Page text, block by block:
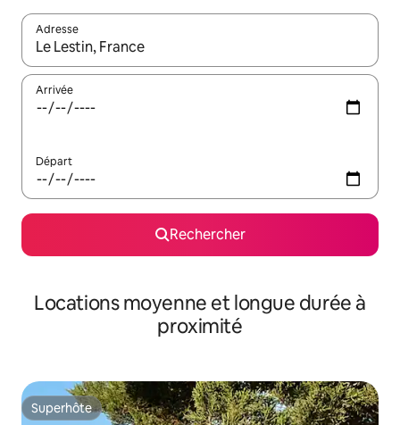
Adresse
Lorsque les résultats s'affichent, utilisez les flèches vers le
Arrivée
Départ
Rechercher
Locations moyenne et longue durée à
proximité
Superhôte
Superhôte